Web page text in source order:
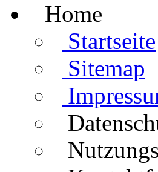
Home
Startseite
Sitemap